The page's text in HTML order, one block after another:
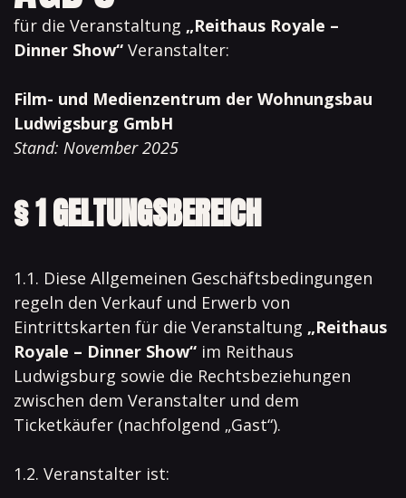
für die Veranstaltung „Reithaus Royale –
Dinner Show“ Veranstalter:
Film- und Medienzentrum der Wohnungsbau
Ludwigsburg GmbH
Stand: November 2025
§ 1 GELTUNGSBEREICH
1.1. Diese Allgemeinen Geschäftsbedingungen
regeln den Verkauf und Erwerb von
Eintrittskarten für die Veranstaltung „Reithaus
Royale – Dinner Show“ im Reithaus
Ludwigsburg sowie die Rechtsbeziehungen
zwischen dem Veranstalter und dem
Ticketkäufer (nachfolgend „Gast“).
1.2. Veranstalter ist: